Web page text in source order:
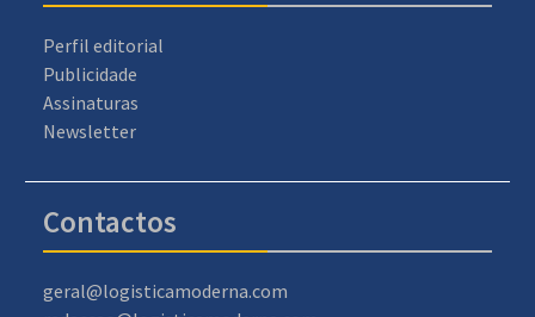
Perfil editorial
Publicidade
Assinaturas
Newsletter
Contactos
geral@logisticamoderna.com